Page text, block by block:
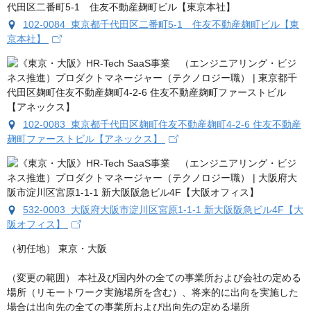
102-0084 東京都千代田区二番町5-1 住友不動産麹町ビル【東
京本社】
102-0083 東京都千代田区麹町住友不動産麹町4-2-6 住友不動産
麹町ファーストビル【アネックス】
532-0003 大阪府大阪市淀川区宮原1-1-1 新大阪阪急ビル4F【大
阪オフィス】
（初任地） 東京・大阪
（変更の範囲） 本社及び国内外の全ての事業所および会社の定める
場所（リモートワーク実施場所を含む）、将来的に出向を実施した
場合は出向先の全ての事業所および出向先の定める場所